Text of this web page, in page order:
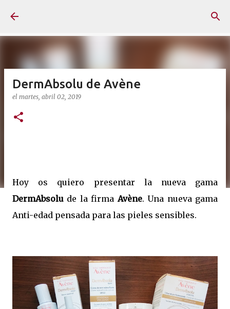
DermAbsolu de Avène
el martes, abril 02, 2019
Hoy os quiero presentar la nueva gama
DermAbsolu de la firmaAvène. Una nueva gama
Anti-edad pensada para las pieles sensibles.